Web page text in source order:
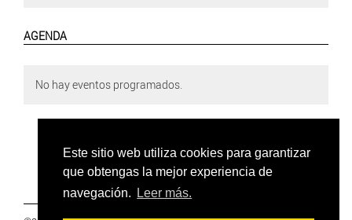
Este sitio web utiliza cookies para garantizar
que obtengas la mejor experiencia de
navegación.
Leer más.
AGENDA
No hay eventos programados.